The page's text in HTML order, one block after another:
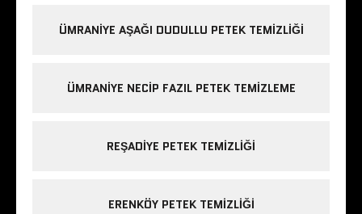
ÜMRANIYE AŞAĞI DUDULLU PETEK TEMIZLIĞI
ÜMRANIYE NECIP FAZIL PETEK TEMIZLEME
REŞADIYE PETEK TEMIZLIĞI
ERENKÖY PETEK TEMIZLIĞI